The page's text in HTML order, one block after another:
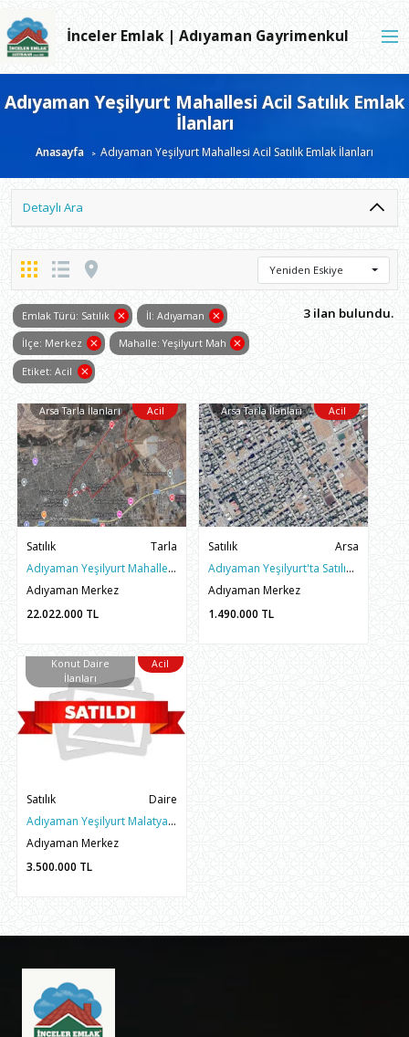
İnceler Emlak | Adıyaman Gayrimenkul
Adıyaman Yeşilyurt Mahallesi Acil Satılık Emlak
İlanları
Anasayfa Adıyaman Yeşilyurt Mahallesi Acil Satılık Emlak İlanları
Detaylı Ara
Yeniden Eskiye
3 ilan bulundu.
Emlak Türü: Satılık İl: Adıyaman
İlçe: Merkez Mahalle: Yeşilyurt Mah
Etiket: Acil
Arsa Tarla İlanları Acil
Satılık
Tarla
Adıyaman Yeşilyurt Mahallesinde Malatya Cad Güneyinde Tarla
Adıyaman Merkez
22.022.000 TL
Arsa Tarla İlanları Acil
Satılık
Arsa
Adıyaman Yeşilyurt'ta Satılık 250m2 Hesaplı Arsa
Adıyaman Merkez
1.490.000 TL
Konut Daire
İlanları
Acil
Satılık
Daire
Adıyaman Yeşilyurt Malatya Cad. Satılık 3+1 155m2 Daire
Adıyaman Merkez
3.500.000 TL